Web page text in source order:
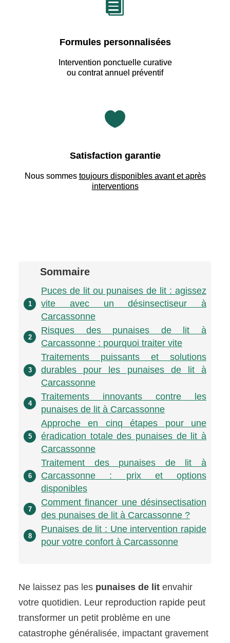

Formules personnalisées
Intervention ponctuelle curative
ou contrat annuel préventif

Satisfaction garantie
Nous sommes toujours disponibles avant et après
interventions
Sommaire
1
Puces de lit ou punaises de lit : agissez
vite avec un désinsectiseur à
Carcassonne
2
Risques des punaises de lit à
Carcassonne : pourquoi traiter vite
3
Traitements puissants et solutions
durables pour les punaises de lit à
Carcassonne
4
Traitements innovants contre les
punaises de lit à Carcassonne
5
Approche en cinq étapes pour une
éradication totale des punaises de lit à
Carcassonne
6
Traitement des punaises de lit à
Carcassonne : prix et options
disponibles
7
Comment financer une désinsectisation
des punaises de lit à Carcassonne ?
8
Punaises de lit : Une intervention rapide
pour votre confort à Carcassonne
Ne laissez pas les punaises de lit envahir
votre quotidien. Leur reproduction rapide peut
transformer un petit problème en une
catastrophe généralisée, impactant gravement